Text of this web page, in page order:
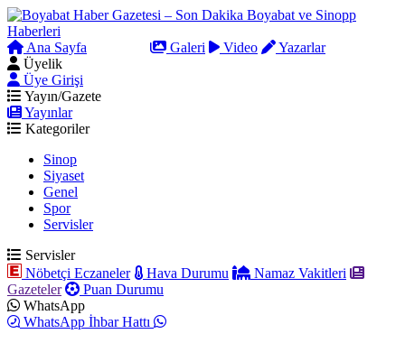
Ana Sayfa Galeri Video
Yazarlar
Üyelik
Üye Girişi
Yayın/Gazete
Yayınlar
Kategoriler
Sinop
Siyaset
Genel
Spor
Servisler
Servisler
Nöbetçi Eczaneler
Hava Durumu
Namaz Vakitleri
Gazeteler
Puan Durumu
WhatsApp
WhatsApp İhbar Hattı